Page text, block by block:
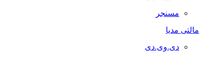
مسنجر
مالتی مدیا
دی.وی.دی